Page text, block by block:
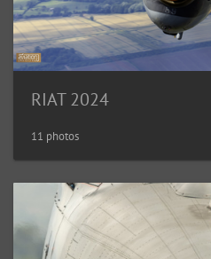
RIAT 2024
11 photos